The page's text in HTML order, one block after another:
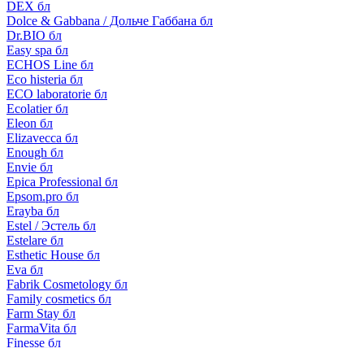
DEX бл
Dolce & Gabbana / Дольче Габбана бл
Dr.BIO бл
Easy spa бл
ECHOS Line бл
Eco histeria бл
ECO laboratorie бл
Ecolatier бл
Eleon бл
Elizavecca бл
Enough бл
Envie бл
Epica Professional бл
Epsom.pro бл
Erayba бл
Estel / Эстель бл
Estelare бл
Esthetic House бл
Eva бл
Fabrik Cosmetology бл
Family cosmetics бл
Farm Stay бл
FarmaVita бл
Finesse бл